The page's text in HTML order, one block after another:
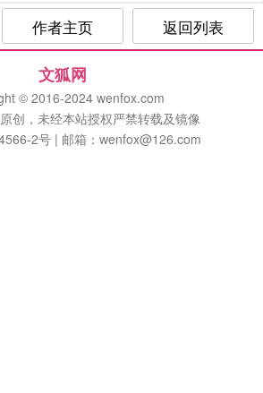
作者主页 返回列表
文狐网
© 2016-2024 wenfox.com
创，未经本站授权严禁转载及镜像
2号 | 邮箱：wenfox@126.com